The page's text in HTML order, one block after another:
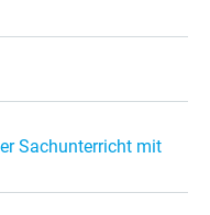
Sachunterricht mit